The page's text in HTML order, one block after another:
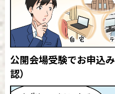
公開会場受験でお申込み
認）